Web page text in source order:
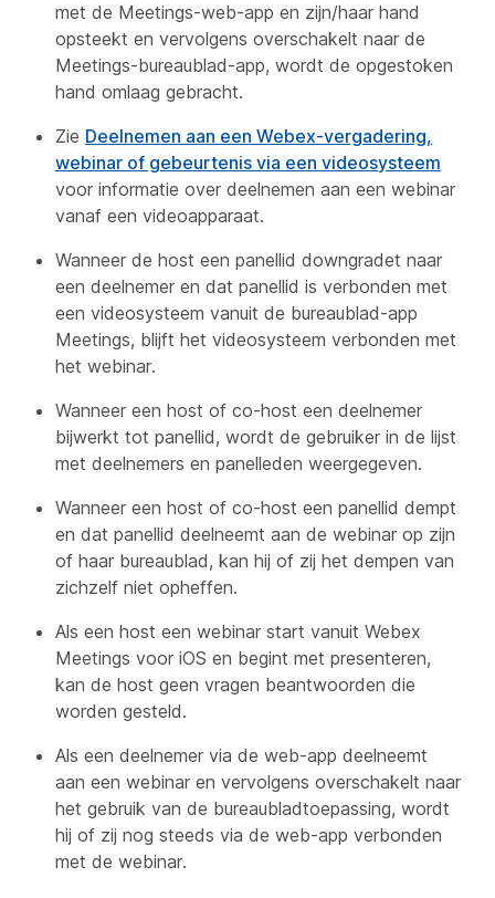
met de Meetings-web-app en zijn/haar hand
opsteekt en vervolgens overschakelt naar de
Meetings-bureaublad-app, wordt de opgestoken
hand omlaag gebracht.
Zie Deelnemen aan een Webex-vergadering,
webinar of gebeurtenis via een videosysteem
voor informatie over deelnemen aan een webinar
vanaf een videoapparaat.
Wanneer de host een panellid downgradet naar
een deelnemer en dat panellid is verbonden met
een videosysteem vanuit de bureaublad-app
Meetings, blijft het videosysteem verbonden met
het webinar.
Wanneer een host of co-host een deelnemer
bijwerkt tot panellid, wordt de gebruiker in de lijst
met deelnemers en panelleden weergegeven.
Wanneer een host of co-host een panellid dempt
en dat panellid deelneemt aan de webinar op zijn
of haar bureaublad, kan hij of zij het dempen van
zichzelf niet opheffen.
Als een host een webinar start vanuit Webex
Meetings voor iOS en begint met presenteren,
kan de host geen vragen beantwoorden die
worden gesteld.
Als een deelnemer via de web-app deelneemt
aan een webinar en vervolgens overschakelt naar
het gebruik van de bureaubladtoepassing, wordt
hij of zij nog steeds via de web-app verbonden
met de webinar.